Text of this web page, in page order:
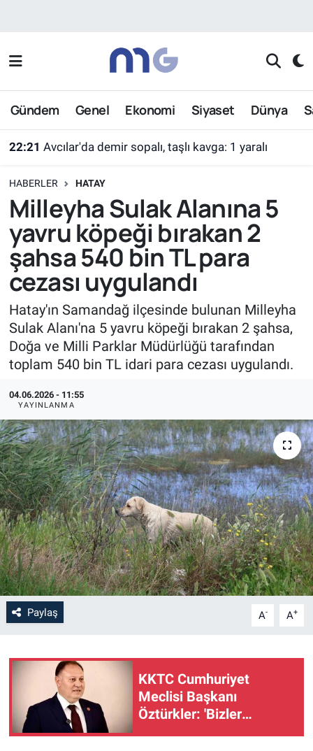
Gündem Genel Ekonomi Siyaset Dünya
22:21 Avcılar'da demir sopalı, taşlı kavga: 1 yaralı
HABERLER HATAY
Milleyha Sulak Alanına 5
yavru köpeği bırakan 2
şahsa 540 bin TL para
cezası uygulandı
Hatay'ın Samandağ ilçesinde bulunan Milleyha
Sulak Alanı'na 5 yavru köpeği bırakan 2 şahsa,
Doğa ve Milli Parklar Müdürlüğü tarafından
toplam 540 bin TL idari para cezası uygulandı.
04.06.2026 - 11:55
YAYINLANMA
Paylaş A- A+
KKTC Cumhuriyet
Meclisi Başkanı
Öztürkler: 'Bizler
Nöbetçi Eczaneler
Hava Durumu
Süper Lig Puan Durumu ve Fikstür
Tüm Manşetler
Son Dakika Haberleri
Haber Arşivi